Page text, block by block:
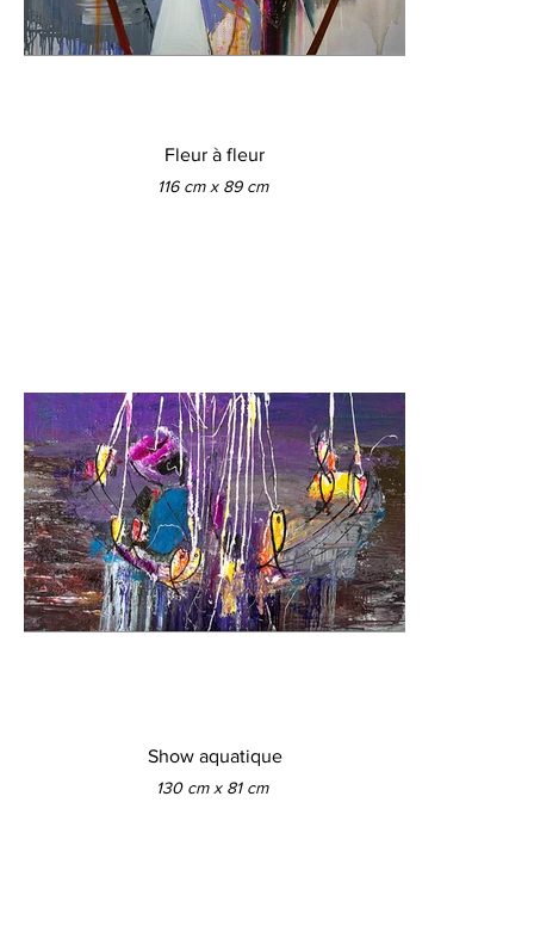
Fleur à fleur
116 cm x 89 cm
Show aquatique
130 cm x 81 cm